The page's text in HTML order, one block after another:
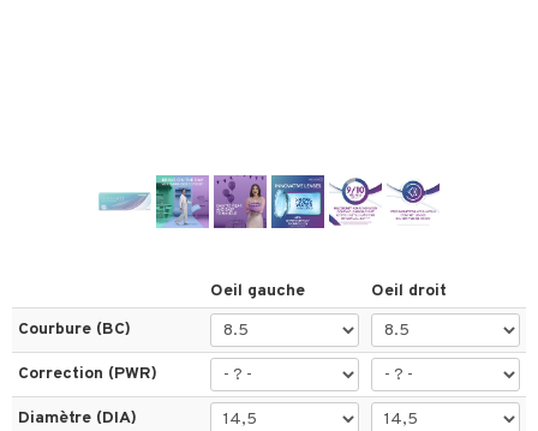
Oeil gauche
Oeil droit
Courbure (BC)
Correction (PWR)
Diamètre (DIA)